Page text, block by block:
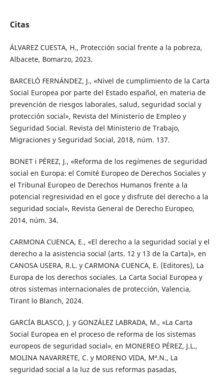
Citas
ÁLVAREZ CUESTA, H., Protección social frente a la pobreza,
Albacete, Bomarzo, 2023.
BARCELÓ FERNÁNDEZ, J., «Nivel de cumplimiento de la Carta
Social Europea por parte del Estado español, en materia de
prevención de riesgos laborales, salud, seguridad social y
protección social», Revista del Ministerio de Empleo y
Seguridad Social. Revista del Ministerio de Trabajo,
Migraciones y Seguridad Social, 2018, núm. 137.
BONET i PÉREZ, J., «Reforma de los regímenes de seguridad
social en Europa: el Comité Europeo de Derechos Sociales y
el Tribunal Europeo de Derechos Humanos frente a la
potencial regresividad en el goce y disfrute del derecho a la
seguridad social», Revista General de Derecho Europeo,
2014, núm. 34.
CARMONA CUENCA, E., «El derecho a la seguridad social y el
derecho a la asistencia social (arts. 12 y 13 de la Carta)», en
CANOSA USERA, R.L. y CARMONA CUENCA, E. (Editores), La
Europa de los derechos sociales. La Carta Social Europea y
otros sistemas internacionales de protección, Valencia,
Tirant lo Blanch, 2024.
GARCÍA BLASCO, J. y GONZÁLEZ LABRADA, M., «La Carta
Social Europea en el proceso de reforma de los sistemas
europeos de seguridad social», en MONEREO PÉREZ, J.L.,
MOLINA NAVARRETE, C. y MORENO VIDA, Mª.N., La
seguridad social a la luz de sus reformas pasadas,